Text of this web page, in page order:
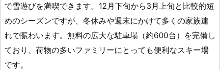
で雪遊びを満喫できます。12月下旬から3月上旬と比較的短
めのシーズンですが、冬休みや週末にかけて多くの家族連
れで賑わいます。無料の広大な駐車場（約600台）を完備し
ており、荷物の多いファミリーにとっても便利なスキー場
です。